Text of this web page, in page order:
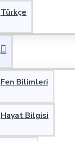
Türkçe
Fen Bilimleri
Hayat Bilgisi